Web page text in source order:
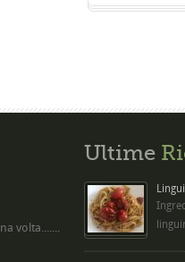
volta.......
Ultime